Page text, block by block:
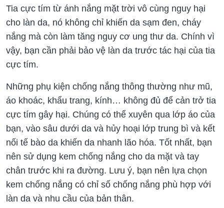
Tia cực tím từ ánh nắng mặt trời vô cùng nguy hại
cho làn da, nó không chỉ khiến da sạm đen, cháy
nắng mà còn làm tăng nguy cơ ung thư da. Chính vì
vậy, bạn cần phải bảo vệ làn da trước tác hại của tia
cực tím.
Những phụ kiện chống nắng thông thường như mũ,
áo khoác, khẩu trang, kính… không đủ để cản trở tia
cực tím gây hại. Chúng có thể xuyên qua lớp áo của
bạn, vào sâu dưới da và hủy hoại lớp trung bì và kết
nối tế bào da khiến da nhanh lão hóa. Tốt nhất, bạn
nên sử dụng kem chống nắng cho da mặt và tay
chân trước khi ra đường. Lưu ý, bạn nên lựa chọn
kem chống nắng có chỉ số chống nắng phù hợp với
làn da và nhu cầu của bản thân.